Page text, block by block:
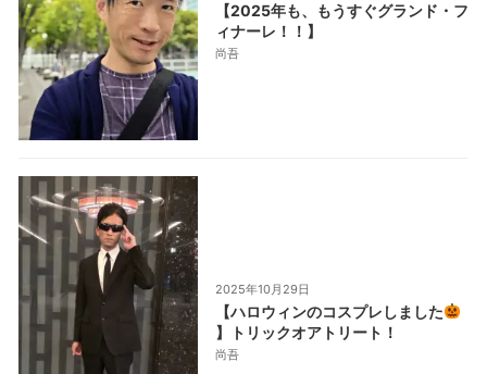
【2025年も、もうすぐグランド・フ
ィナーレ！！】
尚吾
2025年10月29日
【ハロウィンのコスプレしました
】トリックオアトリート！
尚吾